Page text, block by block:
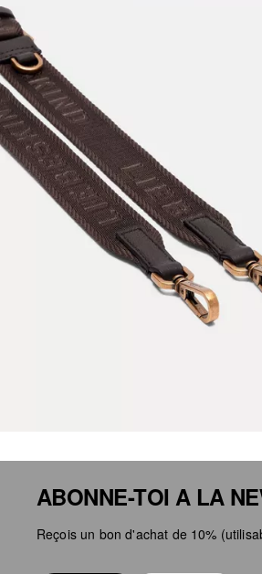
ABONNE-TOI A LA
Reçois un bon d'achat de 10%